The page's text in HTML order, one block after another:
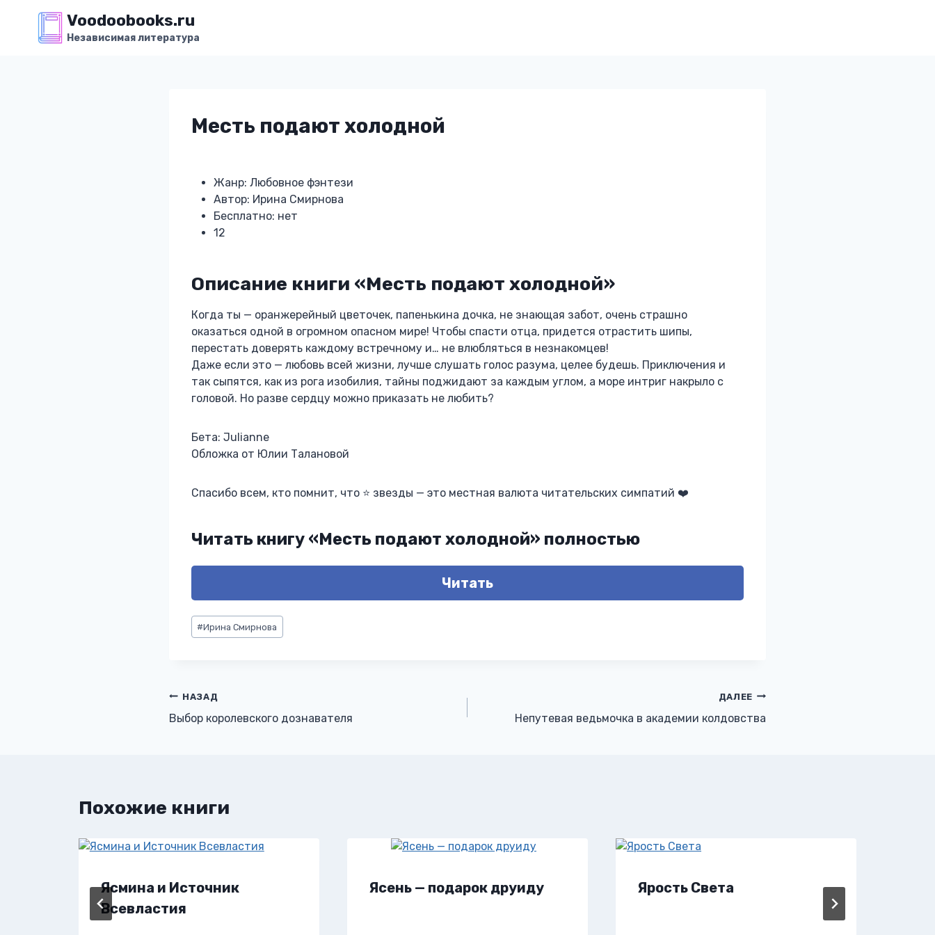
содержимому
Voodoobooks.ru
Независимая литература
Месть подают холодной
Жанр: Любовное фэнтези
Автор: Ирина Смирнова
Бесплатно: нет
12
Описание книги «Месть подают холодной»
Когда ты — оранжерейный цветочек, папенькина дочка, не знающая забот, очень страшно
оказаться одной в огромном опасном мире! Чтобы спасти отца, придется отрастить шипы,
перестать доверять каждому встречному и… не влюбляться в незнакомцев!
Даже если это — любовь всей жизни, лучше слушать голос разума, целее будешь. Приключения и
так сыпятся, как из рога изобилия, тайны поджидают за каждым углом, а море интриг накрыло с
головой. Но разве сердцу можно приказать не любить?
Бета: Juliannе
Обложка от Юлии Талановой
Спасибо всем, кто помнит, что ⭐ звезды — это местная валюта читательских симпатий ❤️
Читать книгу «Месть подают холодной» полностью
Читать
Метки
записи:
#Ирина Смирнова
Навигация
по
НАЗАД
Выбор королевского дознавателя
ДАЛЕЕ
Непутевая ведьмочка в академии колдовства
Похожие книги
Ясмина и Источник
Всевластия
Ясень — подарок друиду Ярость Света